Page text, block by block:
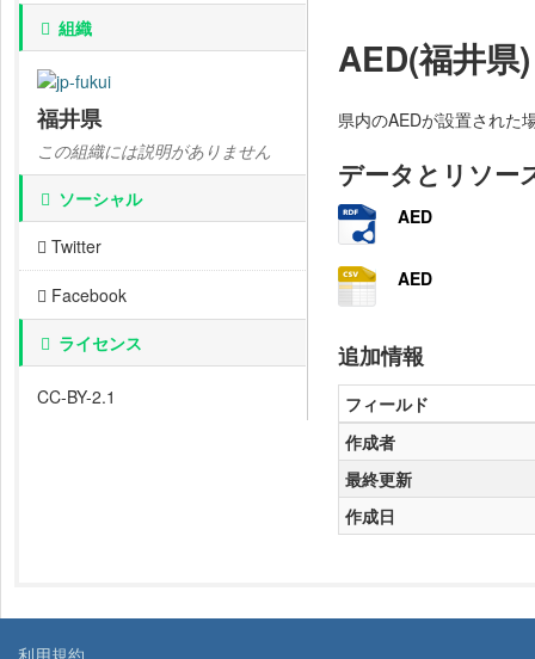
組織
福井県
この組織には説明がありません
ソーシャル
Twitter
Facebook
ライセンス
CC-BY-2.1
AED(福井県)
県内のAEDが設置された
データとリソー
AED
AED
追加情報
フィールド
作成者
最終更新
作成日
利用規約